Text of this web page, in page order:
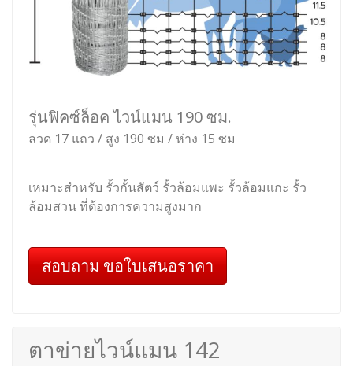
รุ่นฟิคซ์ล็อค ไวน์แมน 190 ซม.
ลวด 17 แถว / สูง 190 ซม / ห่าง 15 ซม
เหมาะสำหรับ รั้วกั้นสัตว์ รั้วล้อมแพะ รั้วล้อมแกะ รั้ว
ล้อมสวน ที่ต้องการความสูงมาก
สอบถาม ขอใบเสนอราคา
ตาข่ายไวน์แมน 142